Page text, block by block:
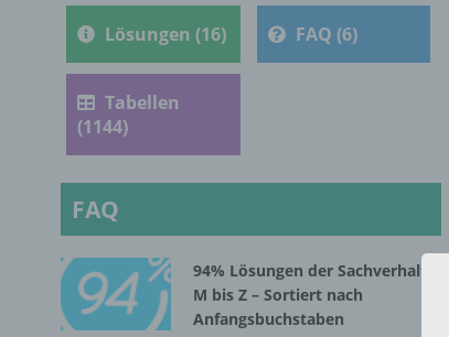
Lösungen (16) FAQ (6)
Tabellen
(1144)
FAQ
94% Lösungen der Sachverhalte
M bis Z – Sortiert nach
Anfangsbuchstaben